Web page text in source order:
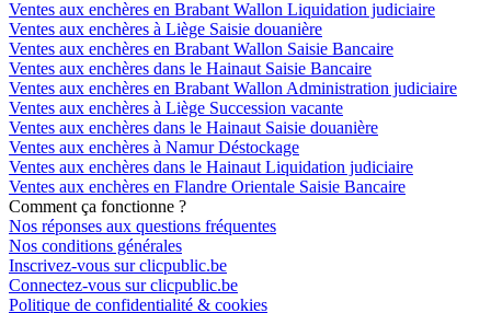
Ventes aux enchères en Brabant Wallon Liquidation judiciaire
Ventes aux enchères à Liège Saisie douanière
Ventes aux enchères en Brabant Wallon Saisie Bancaire
Ventes aux enchères dans le Hainaut Saisie Bancaire
Ventes aux enchères en Brabant Wallon Administration judiciaire
Ventes aux enchères à Liège Succession vacante
Ventes aux enchères dans le Hainaut Saisie douanière
Ventes aux enchères à Namur Déstockage
Ventes aux enchères dans le Hainaut Liquidation judiciaire
Ventes aux enchères en Flandre Orientale Saisie Bancaire
Comment ça fonctionne ?
Nos réponses aux questions fréquentes
Nos conditions générales
Inscrivez-vous sur clicpublic.be
Connectez-vous sur clicpublic.be
Politique de confidentialité & cookies